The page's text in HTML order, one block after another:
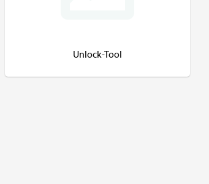
Unlock-Tool